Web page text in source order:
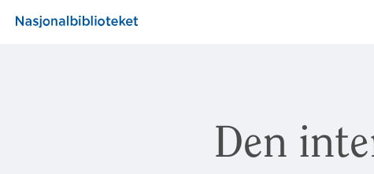
Den